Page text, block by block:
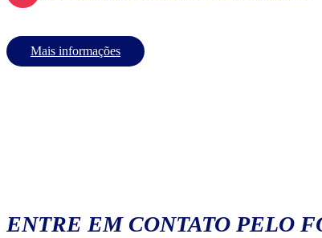
Mais informações
ENTRE EM CONTATO PELO